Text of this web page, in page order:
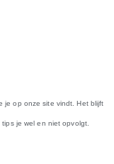
je op onze site vindt. Het blijft
je wel en niet opvolgt.